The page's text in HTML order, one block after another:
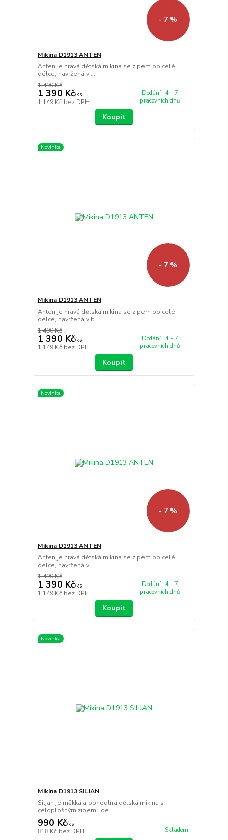
- 7 %
Mikina D1913 ANTEN
Anten je hravá dětská mikina se zipem po celé
délce, navržená v ...
1 490 Kč
1 390 Kč/ks
1 149 Kč bez DPH
Dodání : 4 - 7
pracovních dnů
Koupit
Novinka
- 7 %
Mikina D1913 ANTEN
Anten je hravá dětská mikina se zipem po celé
délce, navržená v b...
1 490 Kč
1 390 Kč/ks
1 149 Kč bez DPH
Dodání : 4 - 7
pracovních dnů
Koupit
Novinka
- 7 %
Mikina D1913 ANTEN
Anten je hravá dětská mikina se zipem po celé
délce, navržená v ...
1 490 Kč
1 390 Kč/ks
1 149 Kč bez DPH
Dodání : 4 - 7
pracovních dnů
Koupit
Novinka
Mikina D1913 SILJAN
Siljan je měkká a pohodlná dětská mikina s
celoplošným zipem, ide...
990 Kč/ks
818 Kč bez DPH Skladem